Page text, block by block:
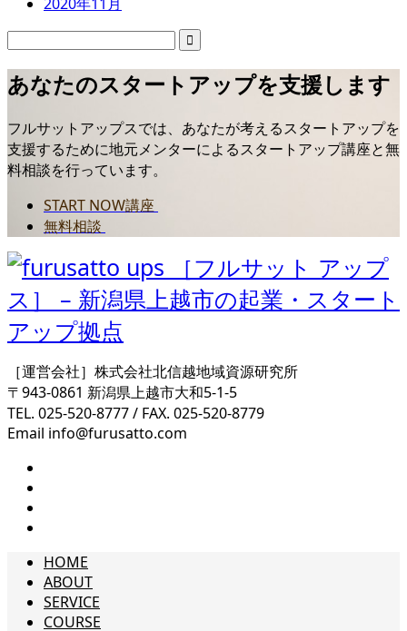
あなたのスタートアップを支援します
フルサットアップスでは、あなたが考えるスタートアップを
支援するために地元メンターによるスタートアップ講座と無
料相談を行っています。
START NOW講座
無料相談
［運営会社］株式会社北信越地域資源研究所
〒943-0861 新潟県上越市大和5-1-5
TEL. 025-520-8777 / FAX. 025-520-8779
Email info@furusatto.com
HOME
ABOUT
SERVICE
COURSE